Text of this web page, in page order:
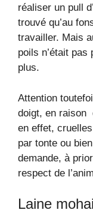
réaliser un pull
trouvé qu’au
travailler. Mais
poils n’était pas
plus.
Attention
doigt, en raison
en effet,
par tonte ou
demande, à
respect de
Laine